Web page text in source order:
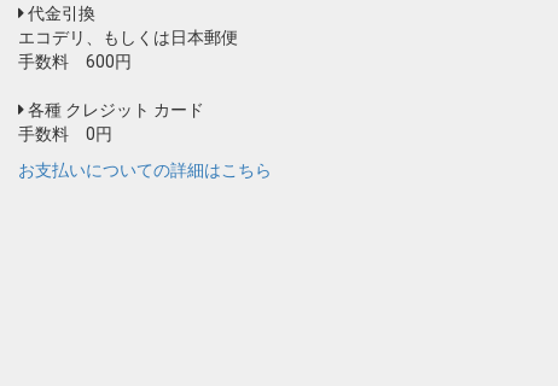
代金引換
エコデリ、もしくは日本郵便
手数料 600円
各種 クレジット カード
手数料 0円
お支払いについての詳細はこちら